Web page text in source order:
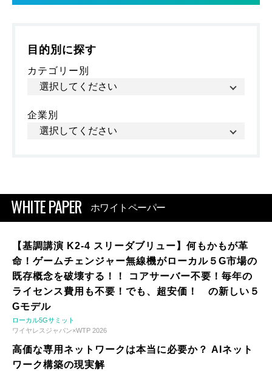
目的別に探す
カテゴリー別
企業別
WHITE PAPER ホワイトペーパー
【基調講演 K2-4 スリーダブリュー】何もかもが革
命！ゲームチェンジャー無線機がローカル５G市場の
既存概念を破壊する！！ コアサーバー不要！毎年の
ライセンス費用も不要！でも、超安価！ の新しい５
Gモデル
ローカル5Gサミット
ワイヤレスジャパン×WTP 2026
高価な専用ネットワークは本当に必要か？ AIネット
ワーク構築の現実解